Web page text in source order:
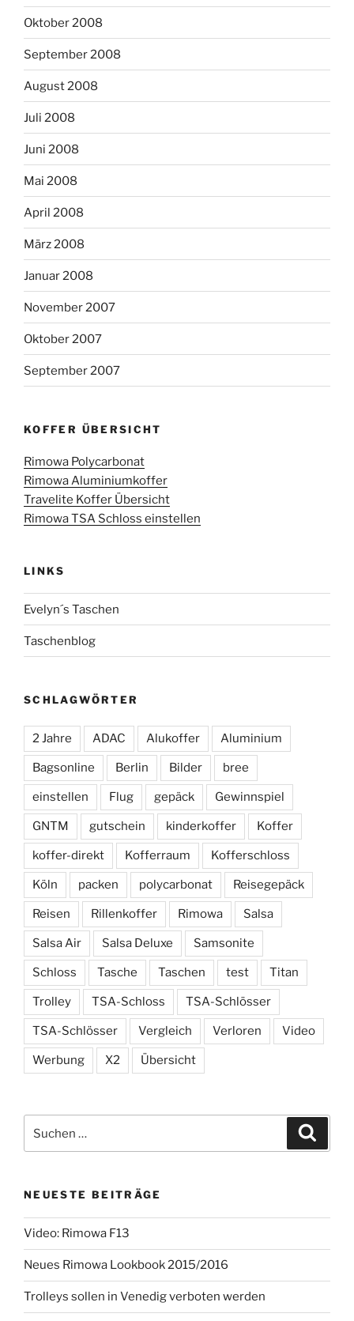
Oktober 2008
September 2008
August 2008
Juli 2008
Juni 2008
Mai 2008
April 2008
März 2008
Januar 2008
November 2007
Oktober 2007
September 2007
KOFFER ÜBERSICHT
Rimowa Polycarbonat
Rimowa Aluminiumkoffer
Travelite Koffer Übersicht
Rimowa TSA Schloss einstellen
LINKS
Evelyn´s Taschen
Taschenblog
SCHLAGWÖRTER
2 Jahre ADAC Alukoffer Aluminium
Bagsonline Berlin Bilder bree
einstellen Flug gepäck Gewinnspiel
GNTM gutschein kinderkoffer Koffer
koffer-direkt Kofferraum Kofferschloss
Köln packen polycarbonat Reisegepäck
Reisen Rillenkoffer Rimowa Salsa
Salsa Air Salsa Deluxe Samsonite
Schloss Tasche Taschen test Titan
Trolley TSA-Schloss TSA-Schlösser
TSA-Schlösser Vergleich Verloren Video
Werbung X2 Übersicht
nach:
NEUESTE BEITRÄGE
Video: Rimowa F13
Neues Rimowa Lookbook 2015/2016
Trolleys sollen in Venedig verboten werden